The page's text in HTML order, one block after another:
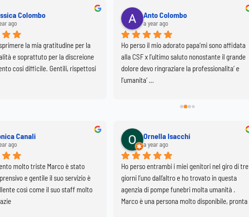
Colombo
ago
la mia gratitudine per la
e soprattuto per la discreione
cosi difficile. Gentili, rispettosi
Anto Colombo
a year ago
Ho perso il mio adorato papa’mi sono affidata
alla CSF x l’ultimo saluto nonostante il grande
dolore devo ringraziare la professionalita’ e
l’umanita’ …
Canali
ago
molto triste Marco è stato
e gentile il suo servizio è
così come il suo staff molto
Ornella Isacchi
a year ago
Ho perso entrambi i miei genitori nel giro di tre
giorni l’uno dall’altro e ho trovato in questa
agenzia di pompe funebri molta umanità .
Marco è una persona molto disponibile, pronta